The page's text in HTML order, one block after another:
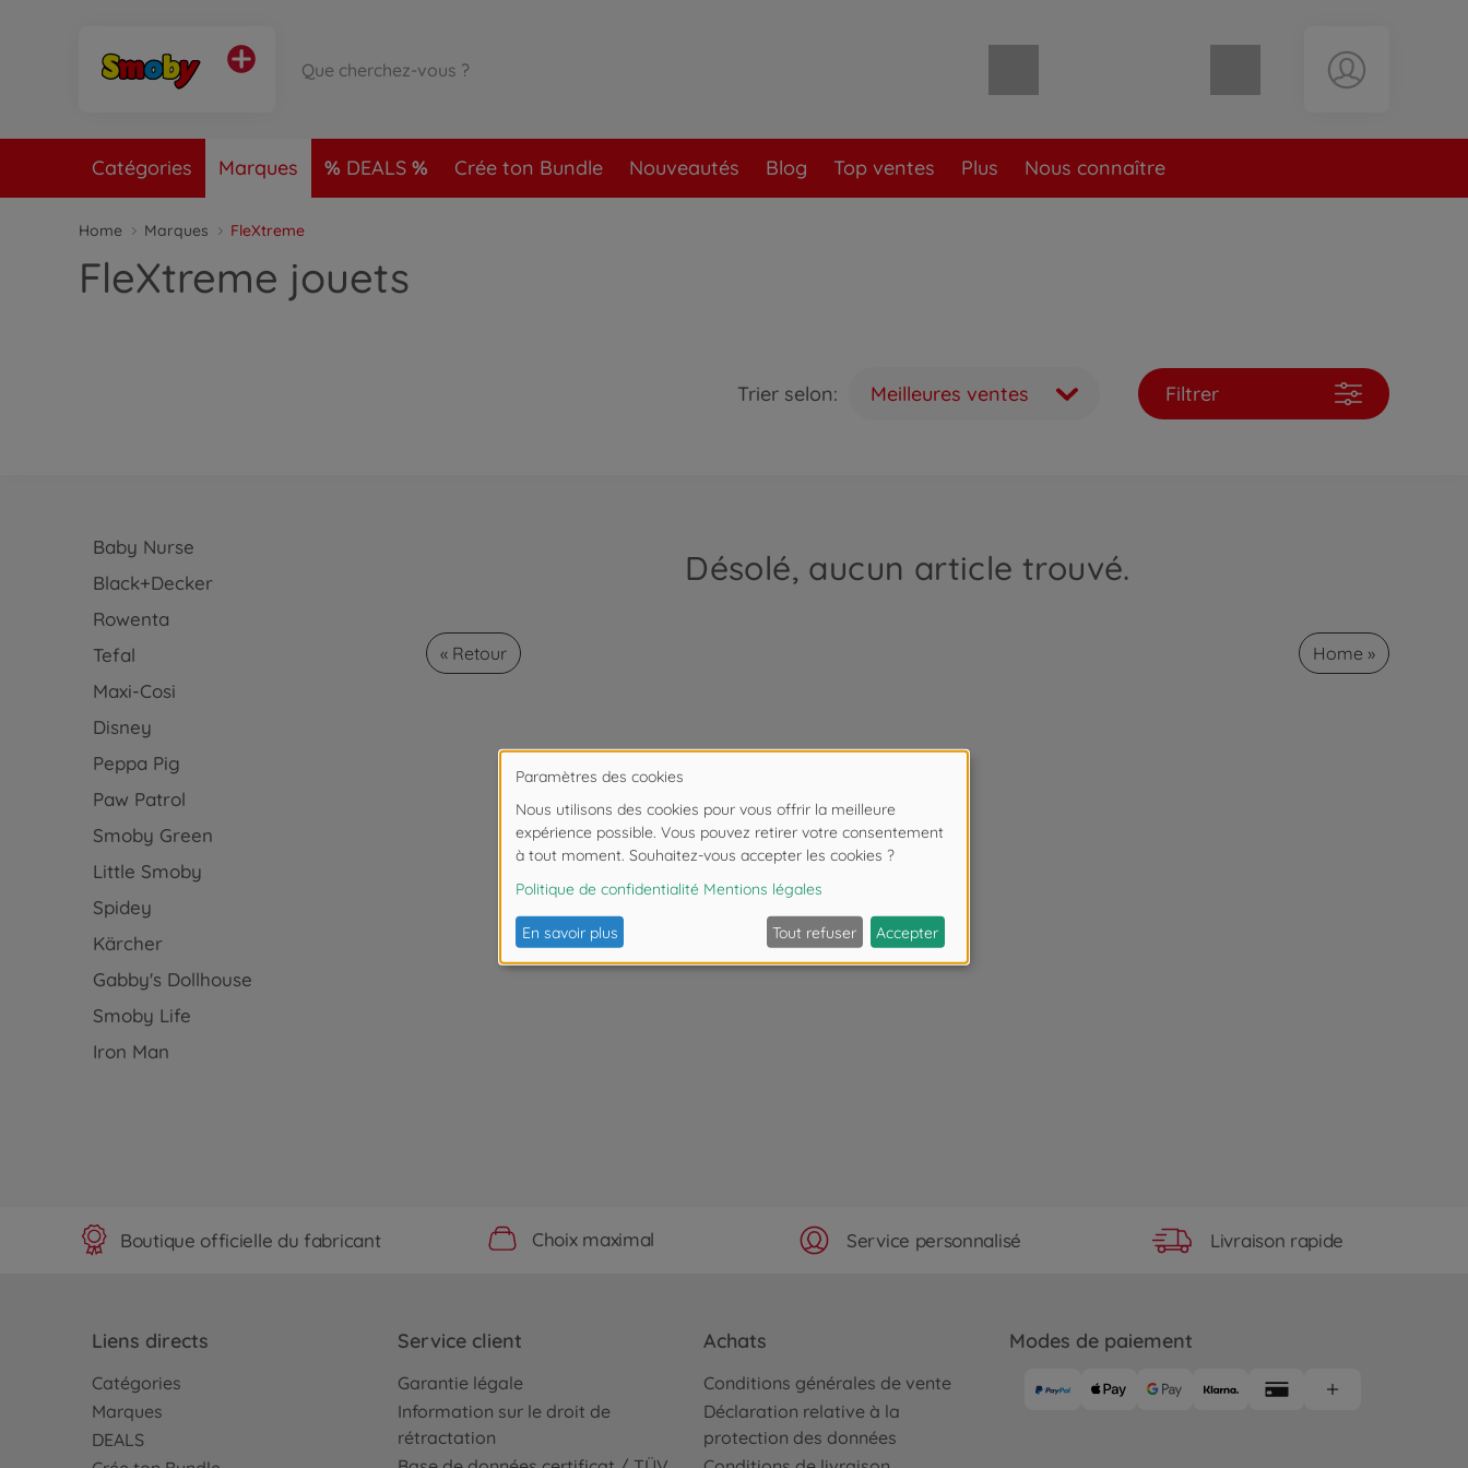
Catégories Marques DEALS Crée ton Bundle Nouveautés Blog Top ventes Plus Nous connaître
Home Marques FleXtreme
FleXtreme jouets
Trier selon: Meilleures ventes Filtrer
Baby Nurse
Black+Decker
Rowenta
Tefal
Maxi-Cosi
Disney
Peppa Pig
Paw Patrol
Smoby Green
Little Smoby
Spidey
Kärcher
Gabby's Dollhouse
Smoby Life
Iron Man
Désolé, aucun article trouvé.
« Retour Home »
Boutique officielle du fabricant Choix maximal Service personnalisé Livraison rapide
Liens directs
Catégories
Marques
DEALS
Service client
Garantie légale
Information sur le droit de
rétractation
Achats
Conditions générales de vente
Déclaration relative à la
protection des données
Modes de paiement